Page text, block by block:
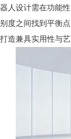
器人设计需在功能
别度之间找到平衡
打造兼具实用性与